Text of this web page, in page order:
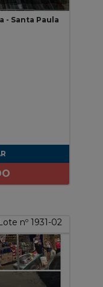
- Santa Paula
Lote nº 1931-02